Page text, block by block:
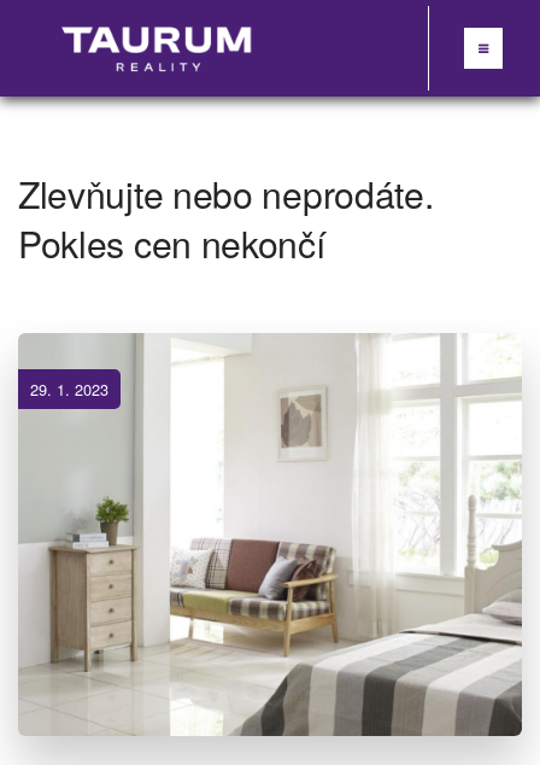
Zlevňujte nebo neprodáte.
Pokles cen nekončí
29. 1. 2023